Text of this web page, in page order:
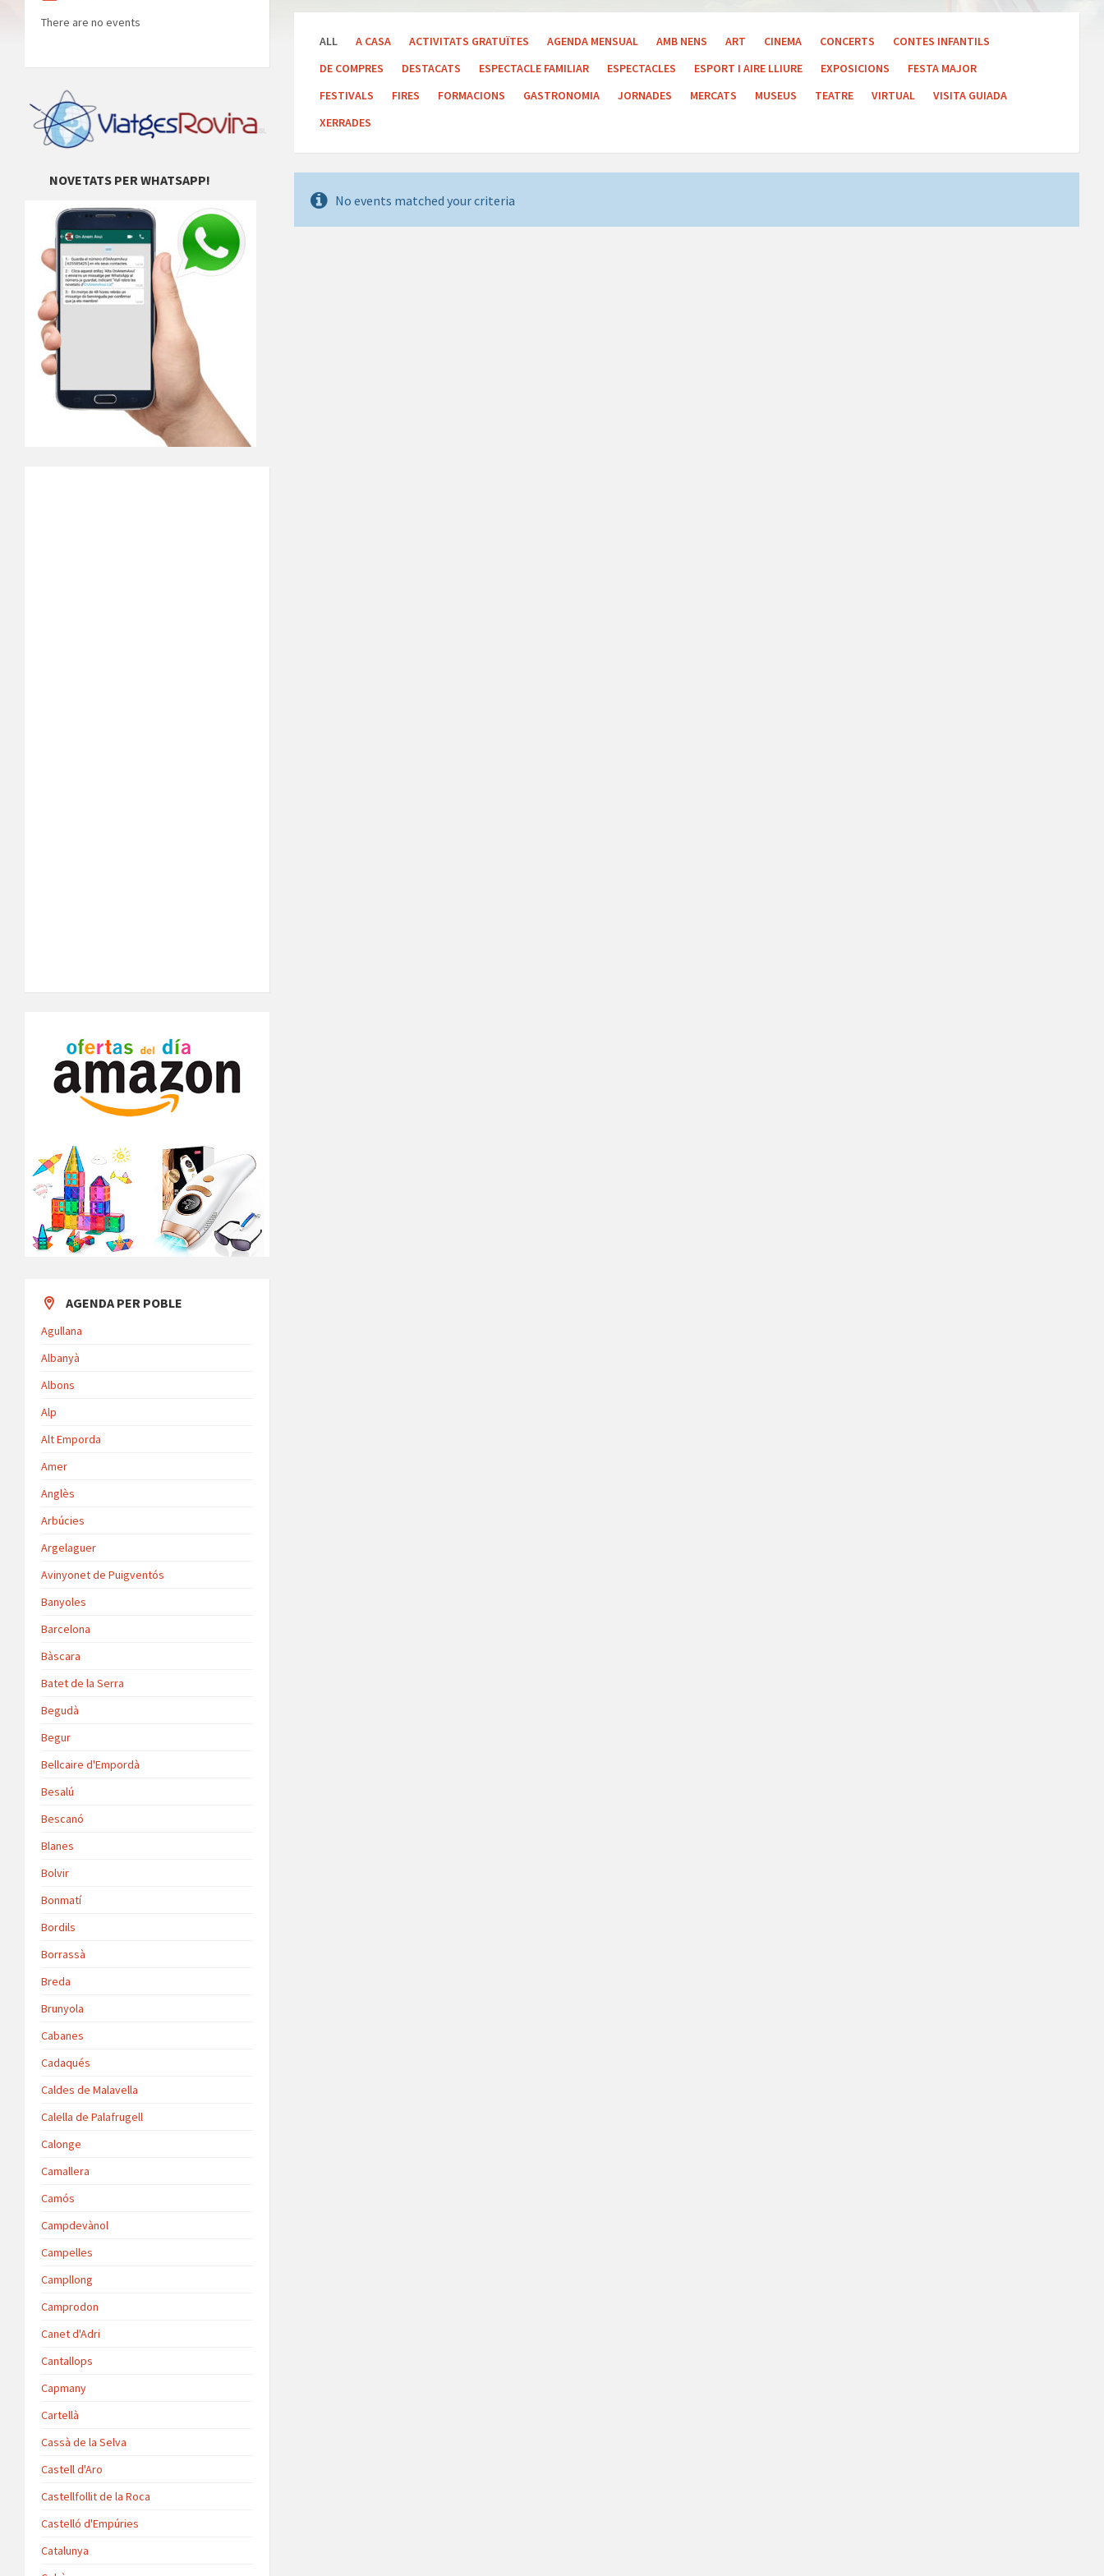
ALL A CASA ACTIVITATS GRATUÏTES AGENDA MENSUAL AMB NENS ART CINEMA CONCERTS
CONTES INFANTILS
DE COMPRES
DESTACATS ESPECTACLE FAMILIAR ESPECTACLES ESPORT I AIRE LLIURE EXPOSICIONS
FESTA MAJOR
FESTIVALS
FIRES FORMACIONS GASTRONOMIA JORNADES MERCATS MUSEUS TEATRE VIRTUAL
VISITA GUIADA
XERRADES
No events matched your criteria
There are no events
NOVETATS PER WHATSAPP!
AGENDA PER POBLE
Agullana
Albanyà
Albons
Alp
Alt Emporda
Amer
Anglès
Arbúcies
Argelaguer
Avinyonet de Puigventós
Banyoles
Barcelona
Bàscara
Batet de la Serra
Begudà
Begur
Bellcaire d'Empordà
Besalú
Bescanó
Blanes
Bolvir
Bonmatí
Bordils
Borrassà
Breda
Brunyola
Cabanes
Cadaqués
Caldes de Malavella
Calella de Palafrugell
Calonge
Camallera
Camós
Campdevànol
Campelles
Campllong
Camprodon
Canet d'Adri
Cantallops
Capmany
Cartellà
Cassà de la Selva
Castell d'Aro
Castellfollit de la Roca
Castelló d'Empúries
Catalunya